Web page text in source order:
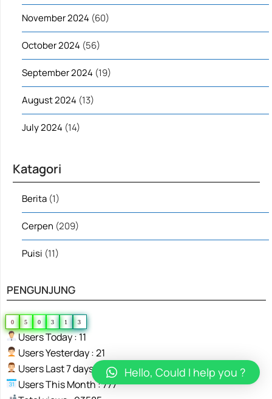
November 2024 (60)
October 2024 (56)
September 2024 (19)
August 2024 (13)
July 2024 (14)
Katagori
Berita (1)
Cerpen (209)
Puisi (11)
PENGUNJUNG
0 5 0 3 1 3
Users Today : 11
Users Yesterday : 21
Users Last 7 days : 752
Users This Month : 777
Hello, Could I help you ?